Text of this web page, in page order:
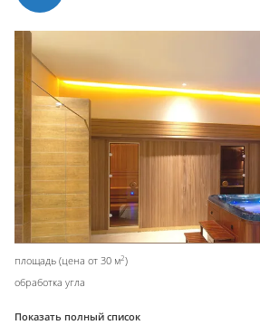
площадь (цена от 30 м2)
обработка угла
Показать полный список